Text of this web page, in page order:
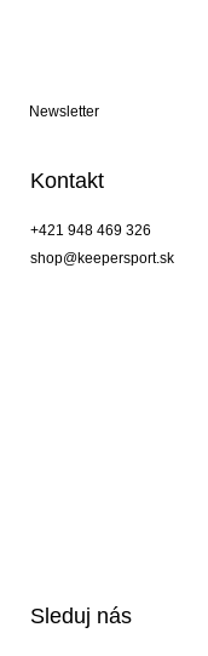
Newsletter
Kontakt
+421 948 469 326
shop@keepersport.sk
Sleduj nás